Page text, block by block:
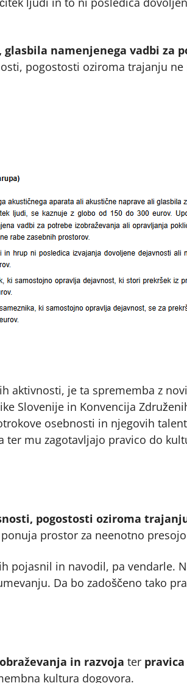
glasbila namenjenega vadbi za
pogostosti oziroma trajanju
aktivnosti, je ta sprememba z
Slovenije in Konvencija
osebnosti in njegovih
mu zagotavljajo pravico do
pogostosti oziroma
prostor za neenotno
pojasnil in navodil, pa vendarle.
Da bo zadoščeno tako
in razvoja ter
kultura dogovora.